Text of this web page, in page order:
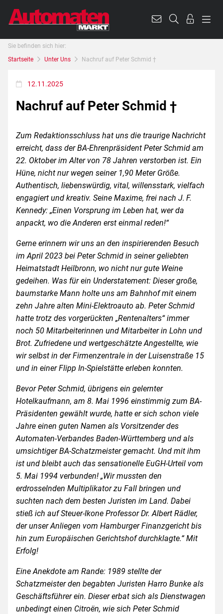
Sie befinden sich hier:
Startseite
Unter Uns Nachruf auf Peter Schmid †
12.11.2025
Nachruf auf Peter Schmid †
Zum Redaktionsschluss hat uns die traurige Nachricht
erreicht, dass der BA-Ehrenpräsident Peter Schmid am
22. Oktober im Alter von 78 Jahren verstorben ist. Ein
Hüne, nicht nur wegen seiner 1,90 Meter Größe.
Authentisch, liebenswürdig, vital, willensstark, vielfach
engagiert und kreativ. Seine Maxime, frei nach J. F.
Kennedy: „Einen Vorsprung im Leben hat, wer da
anpackt, wo die Anderen erst einmal reden!“
Gerne erinnern wir uns an den inspirierenden Besuch
im April 2023 bei Peter Schmid in seiner geliebten
Heimatstadt Heilbronn, wo nicht nur gute Weine
gedeihen. Was für ein Understatement: Dieser große,
baumstarke Mann holte uns am Bahnhof mit einem
zehn Jahre alten Mini-Elektroauto ab. Peter Schmid
hatte trotz des vor­gerückten „Rentenalters“ immer
noch 50 Mitarbeiterinnen und Mitarbeiter in Lohn und
Brot. Zufriedene und wertgeschätzte Angestellte, wie
wir selbst in der Firmenzentrale in der Luisenstraße 15
und in einer Flipp In-Spielstätte erleben konnten.
Bevor Peter Schmid, übrigens ein gelernter
Hotelkaufmann, am 8. Mai 1996 einstimmig zum BA-
Präsidenten gewählt wurde, hatte er sich schon viele
Jahre einen guten Namen als Vorsitzender des
Automaten-Verbandes Baden-Württemberg und als
umsichtiger BA-Schatzmeister gemacht. Und mit ihm
ist und bleibt auch das sensationelle EuGH-Urteil vom
5. Mai 1994 verbunden! „Wir mussten den
erdrosselnden Multiplikator zu Fall bringen und
suchten nach dem besten Juristen im Land. Dabei
stieß ich auf Steuer-Ikone Professor Dr. Albert Rädler,
der unser Anliegen vom Hamburger Finanzgericht bis
hin zum Europäischen Gerichtshof durchklagte.“ Mit
Erfolg!
Eine Anekdote am Rande: 1989 stellte der
Schatzmeister den begabten Juristen Harro Bunke als
Geschäftsführer ein. Dieser erbat sich als Dienstwagen
unbedingt einen Citroën, wie sich Peter Schmid